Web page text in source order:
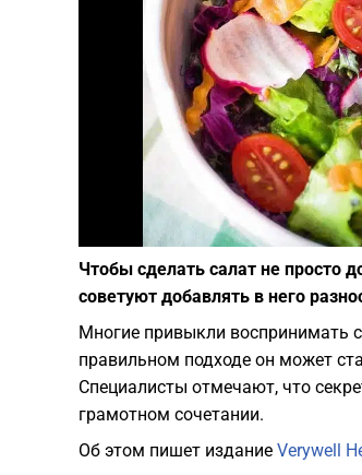
Чтобы сделать салат не просто
советуют добавлять в него
Многие привыкли воспринимать
правильном подходе он может
Специалисты отмечают, что
грамотном сочетании.
Об этом пишет издание Verywell